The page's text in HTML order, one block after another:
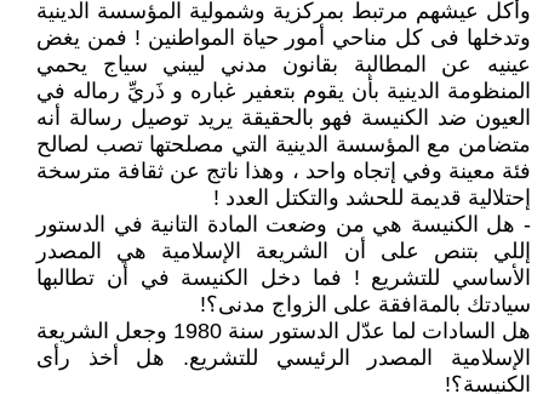
وأكل عيشهم مرتبط بمركزية وشمولية المؤسسة الدينية
وتدخلها فى كل مناحي أمور حياة المواطنين ! فمن يغض
عينيه عن المطالبة بقانون مدني ليبني سياج يحمي
المنظومة الدينية بأن يقوم بتعفير غباره و ذَريِّ رماله في
العيون ضد الكنيسة فهو بالحقيقة يريد توصيل رسالة أنه
متضامن مع المؤسسة الدينية التي مصلحتها تصب لصالح
فئة معينة وفي إتجاه واحد ، وهذا ناتج عن ثقافة مترسخة
إحتلالية قديمة للحشد والتكتل العدد !
- هل الكنيسة هي من وضعت المادة التانية في الدستور
إللي بتنص على أن الشريعة الإسلامية هي المصدر
الأساسي للتشريع ! فما دخل الكنيسة في أن تطالبها
سيادتك بالمةافقة على الزواج مدنى؟!
هل السادات لما عدّل الدستور سنة 1980 وجعل الشريعة
الإسلامية المصدر الرئيسي للتشريع. هل أخذ رأى
الكنيسة؟!